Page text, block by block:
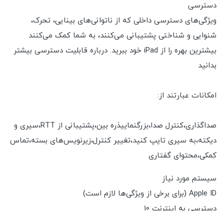
دسترسی
ویژگی‌های دسترسی داخلی که از ناتوانی‌های بینایی، تحرک،
شنوایی و شناختی پشتیبانی می‌کنند، به شما کمک می‌کنند
بیشترین بهره را از iPad خود ببرید. درباره قابلیت دسترسی بیشتر
بدانید
امکانات عبارتند از:
صداگذاری،کنترل صدا،بزرگنماییذره بین،پشتیبانی از RTT،سیری و
دیکته،به سیری تایپ کنید،تغییر کنترل،زیرنویس‌های بسته،تماس
کمکی،محتوای گفتاری
سیستم مورد نیاز
Apple ID (برای برخی از ویژگی‌ها لازم است)